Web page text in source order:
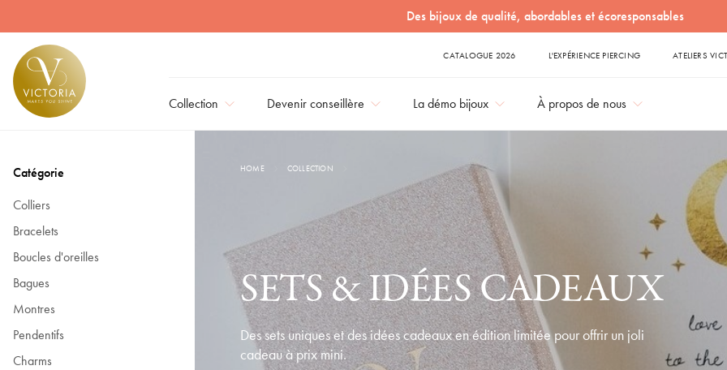
Des bijoux de qualité, abordables et écoresponsables
CATALOGUE 2026 L'EXPÉRIENCE PIERCING ATELIERS
Collection Devenir conseillère La démo bijoux À propos de nous
Catégorie
Colliers
Bracelets
Boucles d'oreilles
Bagues
Montres
Pendentifs
Charms
HOME COLLECTION
SETS & IDÉES CADEAUX
Des sets uniques et des idées cadeaux en édition limitée pour offrir un joli
cadeau à prix mini.